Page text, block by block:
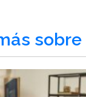
sobre